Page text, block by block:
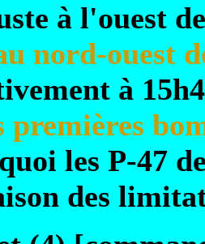
à l'ouest
nord-ouest
à
premières
les P-47
des